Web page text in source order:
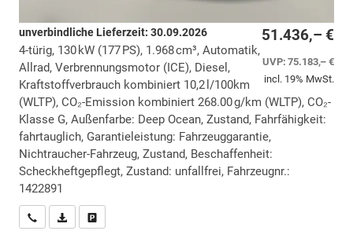
51.436,– €
UVP:75.183,– €
incl. 19% MwSt.
unverbindliche Lieferzeit: 30.09.2026
4-türig, 130 kW (177 PS), 1.968 cm³, Automatik,
Allrad, Verbrennungsmotor (ICE), Diesel,
Kraftstoffverbrauch kombiniert 10,2 l/100km
(WLTP), CO₂-Emission kombiniert 268.00 g/km (WLTP), CO₂-
Klasse G, Außenfarbe: Deep Ocean, Zustand, Fahrfähigkeit:
fahrtauglich, Garantieleistung: Fahrzeuggarantie,
Nichtraucher-Fahrzeug, Zustand, Beschaffenheit:
Scheckheftgepflegt, Zustand: unfallfrei, Fahrzeugnr.:
1422891
Wir rufen Sie anPDF-Datei, Fahrzeugexposé drucken